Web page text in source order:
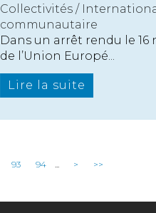
Collectivités /
communautaire
Dans un arrêt rendu le 16
de l’Union Europé...
Lire la suite
93 94 ... > >>